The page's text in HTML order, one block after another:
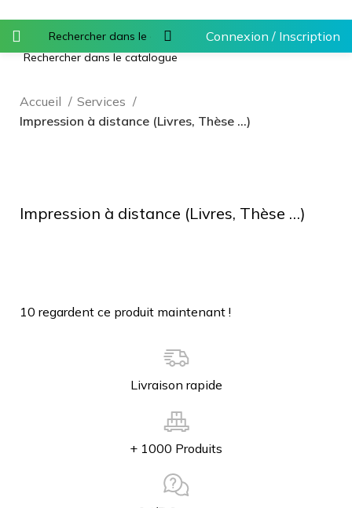
Connexion / Inscription
Accueil
Services
Impression à distance (Livres, Thèse …)
Impression à distance (Livres, Thèse …)
10 regardent ce produit maintenant !
Livraison rapide
+ 1000 Produits